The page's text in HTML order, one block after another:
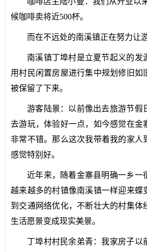
候咖啡卖将近500杯。
而在不远处的南溪镇正在努力让
南溪镇丁埠村是立夏节起义的发
用村民闲置房屋进行集中规划修旧如
被保留了下来。
游客陆景：以前像出去旅游节假
去游玩，体验好一点，如今感觉在金
非常不错。那么这次我带着我的家人
感觉特别好。
近年来，随着金寨县明确一乡一
越来越多的村镇像南溪镇一样迎来蝶
到交通网络优化，不断壮大的村集体
生活愿景变成现实美景。
丁埠村村民余弟青：我家房子以